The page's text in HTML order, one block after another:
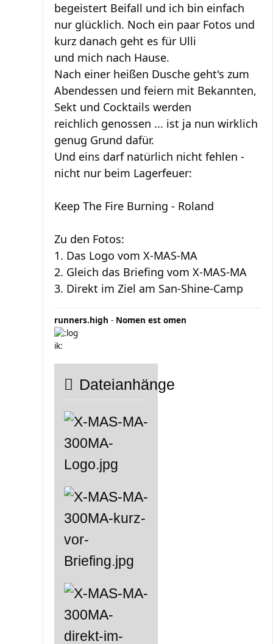
begeistert Beifall und ich bin einfach
nur glücklich. Noch ein paar Fotos und
kurz danach geht es für Ulli
und mich nach Hause.
Nach einer heißen Dusche geht's zum
Abendessen und feiern mit Bekannten,
Sekt und Cocktails werden
reichlich genossen ... ist ja nun wirklich
genug Grund dafür.
Und eins darf natürlich nicht fehlen -
nicht nur beim Lagerfeuer:
Keep The Fire Burning - Roland
Zu den Fotos:
1. Das Logo vom X-MAS-MA
2. Gleich das Briefing vom X-MAS-MA
3. Direkt im Ziel am San-Shine-Camp
runners.high - Nomen est omen
Dateianhänge